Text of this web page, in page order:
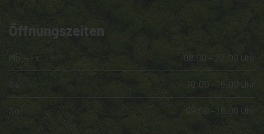
Öffnungszeiten
Mo. – Fr. 08:00 – 22:00 Uhr
Sa. 10:00 – 16:00 Uhr
So. 09:00 – 16:00 Uhr